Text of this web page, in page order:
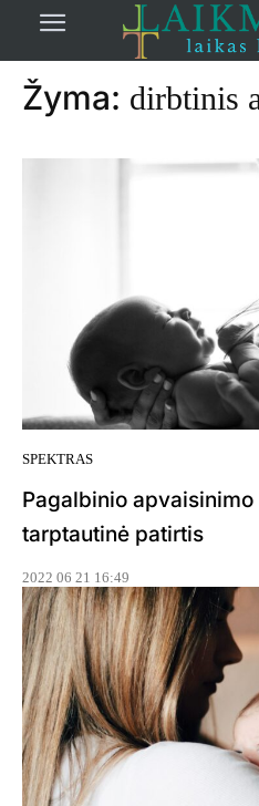
žymos Dirbtinis
Žyma: dirbtinis
SPEKTRAS
Pagalbinio
tarptautinė patirtis
2022 06 21 16:49